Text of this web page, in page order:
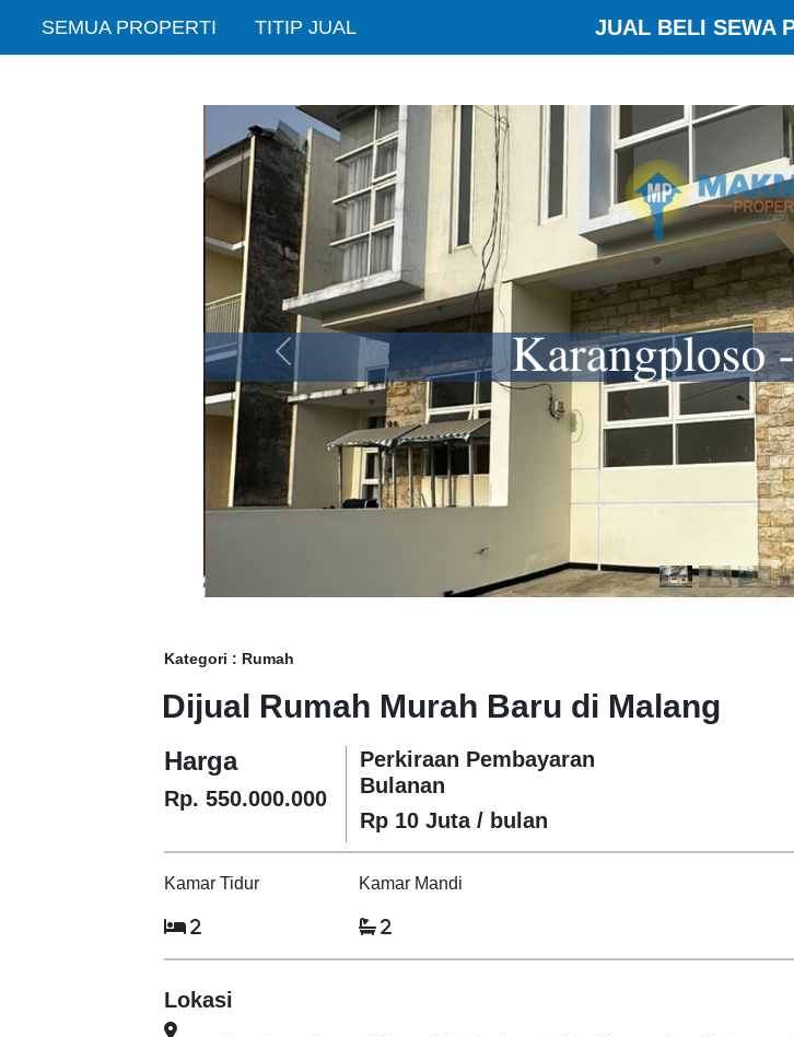
SEMUA PROPERTI TITIP JUAL JUAL BELI SEWA
Sebelumnya
Kategori : Rumah
Dijual Rumah Murah Baru di Malang
Harga
Rp. 550.000.000
Perkiraan Pembayaran
Bulanan
Rp 10 Juta / bulan
Kamar Tidur
2
Kamar Mandi
2
Lokasi